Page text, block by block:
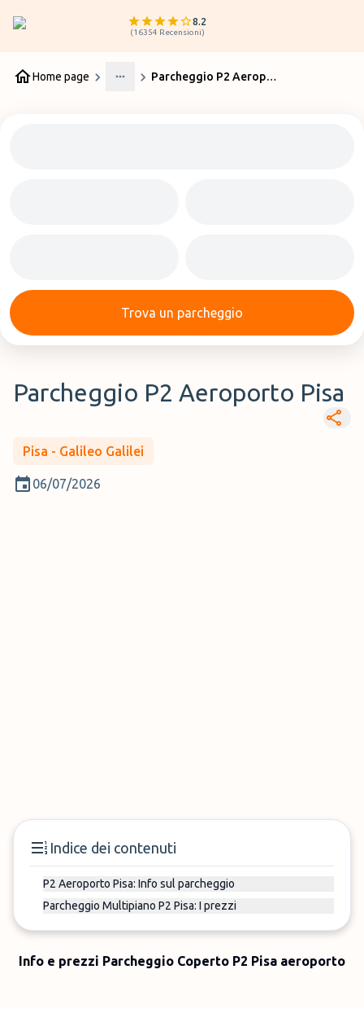
8.2
(16354 Recensioni)
Home page
More
Parcheggio P2 Aeroporto Pisa
Trova un parcheggio
Parcheggio P2 Aeroporto Pisa
Pisa - Galileo Galilei
06/07/2026
Indice dei contenuti
P2 Aeroporto Pisa: Info sul parcheggio
Parcheggio Multipiano P2 Pisa: I prezzi
Info e prezzi Parcheggio Coperto P2 Pisa aeroporto